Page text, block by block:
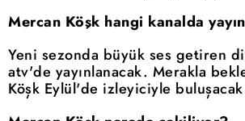
Mercan Köşk hangi kanalda
Yeni sezonda büyük ses getiren
atv'de yayınlanacak. Merakla
Köşk Eylül'de izleyiciyle